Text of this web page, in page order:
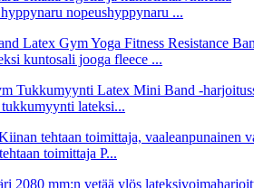
nopeushyppynaru ...
kuntosali jooga fleece ...
lateksi...
toimittaja P...